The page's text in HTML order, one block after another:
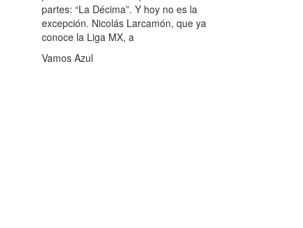
partes: “La Décima”. Y hoy no es la
excepción. Nicolás Larcamón, que ya
conoce la Liga MX, a
Vamos Azul